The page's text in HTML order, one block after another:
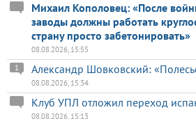
Михаил Кополовец: «После
заводы должны работать
страну просто забетонировать»
08.08.2026, 15:55
Александр Шовковский:
1
08.08.2026, 15:34
Клуб УПЛ отложил переход
08.08.2026, 15:13